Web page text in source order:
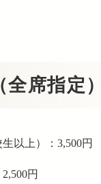
席指定）
以上）：3,500円
円